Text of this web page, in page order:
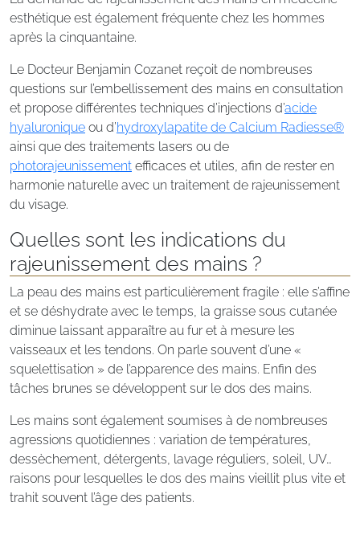
esthétique est également fréquente chez les hommes
après la cinquantaine.
Le Docteur Benjamin Cozanet reçoit de nombreuses
questions sur l’embellissement des mains en consultation
et propose différentes techniques d’injections d’acide
hyaluronique ou d’hydroxylapatite de Calcium Radiesse®
ainsi que des traitements lasers ou de
photorajeunissement efficaces et utiles, afin de rester en
harmonie naturelle avec un traitement de rajeunissement
du visage.
Quelles sont les indications du
rajeunissement des mains ?
La peau des mains est particulièrement fragile : elle s’affine
et se déshydrate avec le temps, la graisse sous cutanée
diminue laissant apparaître au fur et à mesure les
vaisseaux et les tendons. On parle souvent d’une «
squelettisation » de l’apparence des mains. Enfin des
tâches brunes se développent sur le dos des mains.
Les mains sont également soumises à de nombreuses
agressions quotidiennes : variation de températures,
dessèchement, détergents, lavage réguliers, soleil, UV…
raisons pour lesquelles le dos des mains vieillit plus vite et
trahit souvent l’âge des patients.